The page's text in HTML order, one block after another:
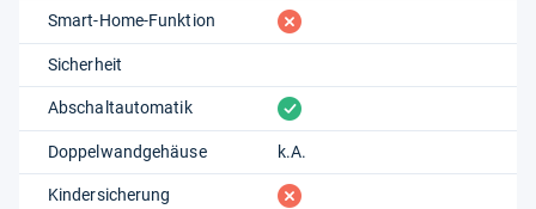
Smart-Home-Funktion fehlt
Sicherheit
Abschaltautomatik vorhanden
Doppelwandgehäuse k.A.
Kindersicherung fehlt